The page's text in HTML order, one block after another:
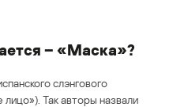
– «Маска»?
слэнгового
Так авторы назвали